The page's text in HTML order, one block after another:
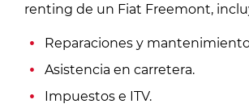
renting de un Fiat Freemont,
Reparaciones y
Asistencia en carretera.
Impuestos e ITV.